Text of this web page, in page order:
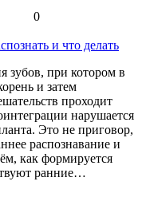
0
и что делать
зубов, при котором в
и затем
проходит
нарушается
Это не приговор,
распознавание и
как формируется
ранние…